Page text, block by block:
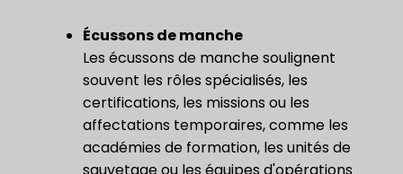
Écussons de manche
Les écussons de manche soulignent
souvent les rôles spécialisés, les
certifications, les missions ou les
affectations temporaires, comme les
académies de formation, les unités de